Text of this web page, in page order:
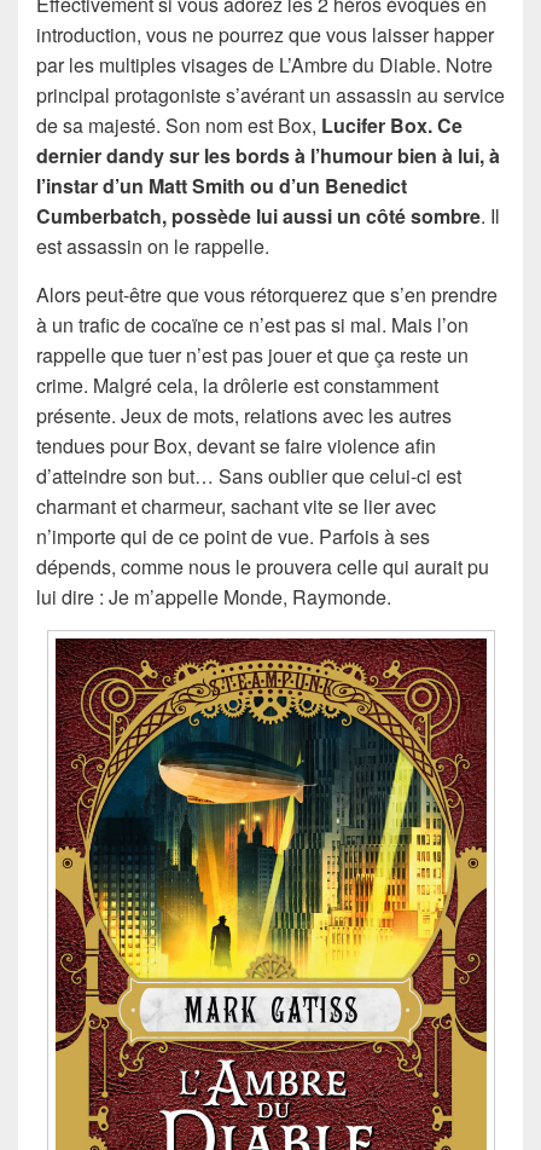
introduction, vous ne pourrez que vous laisser happer
par les multiples visages de L’Ambre du Diable. Notre
principal protagoniste s’avérant un assassin au service
de sa majesté. Son nom est Box, Lucifer Box. Ce
dernier dandy sur les bords à l’humour bien à lui, à
l’instar d’un Matt Smith ou d’un Benedict
Cumberbatch, possède lui aussi un côté sombre. Il
est assassin on le rappelle.
Alors peut-être que vous rétorquerez que s’en prendre
à un trafic de cocaïne ce n’est pas si mal. Mais l’on
rappelle que tuer n’est pas jouer et que ça reste un
crime. Malgré cela, la drôlerie est constamment
présente. Jeux de mots, relations avec les autres
tendues pour Box, devant se faire violence afin
d’atteindre son but… Sans oublier que celui-ci est
charmant et charmeur, sachant vite se lier avec
n’importe qui de ce point de vue. Parfois à ses
dépends, comme nous le prouvera celle qui aurait pu
lui dire : Je m’appelle Monde, Raymonde.